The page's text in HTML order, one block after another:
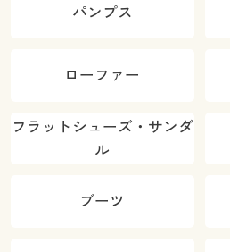
パンプス
ローファー
フラットシューズ・サンダ
ル
ブーツ